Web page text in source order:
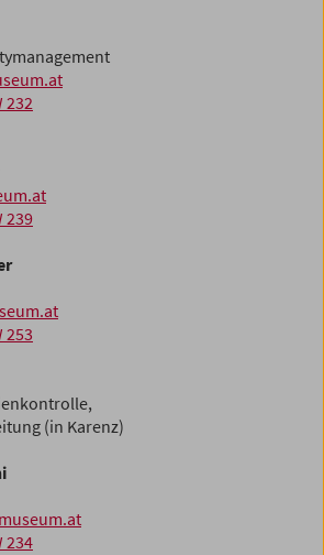
232
239
253
(in Karenz)
234